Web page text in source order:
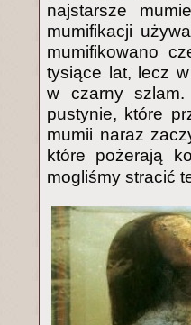
najstarsze
mumifikacji
mumifikowano
tysiące lat, lecz
w czarny
pustynie, które
mumii naraz
które pożerają
mogliśmy stracić